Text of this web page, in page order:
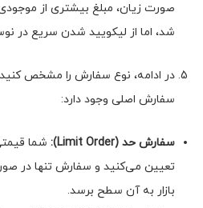
صورت زیان، مبلغ بیشتری از
شد، اما از لیکویید شدن سریع در
در ادامه، نوع سفارش را مشخص
سفارش اصلی وجود دارد:
سفارش حد (Limit Order
): شما
تعیین می‌کنید و سفارش تنها در
بازار به آن سطح برسد.